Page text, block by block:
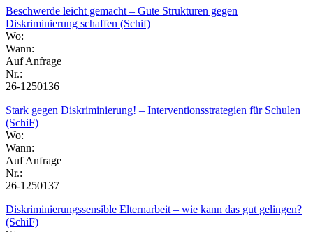
Beschwerde leicht gemacht – Gute Strukturen gegen
Diskriminierung schaffen (Schif)
Wo:
Wann:
Auf Anfrage
Nr.:
26-1250136
Stark gegen Diskriminierung! – Interventionsstrategien für Schulen
(SchiF)
Wo:
Wann:
Auf Anfrage
Nr.:
26-1250137
Diskriminierungssensible Elternarbeit – wie kann das gut gelingen?
(SchiF)